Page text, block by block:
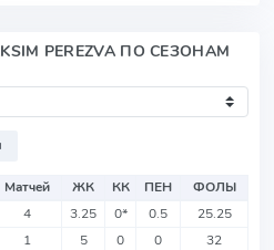
PEREZVA ПО СЕЗОНАМ
Матчей ЖК КК ПЕН
ФОЛЫ
4 3.25 0* 0.5
25.25
1 5 0 0
32